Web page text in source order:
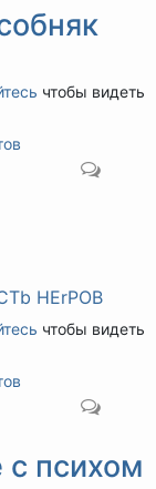
чтобы видеть
HErPOB
чтобы видеть
с психом